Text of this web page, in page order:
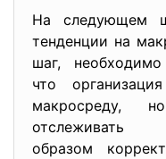
На следующем
тенденции на
шаг,
что
образом